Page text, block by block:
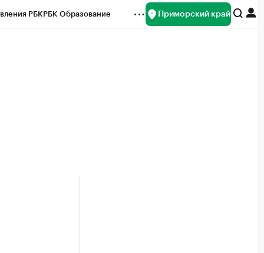
РБКРБК Образование Приморский край